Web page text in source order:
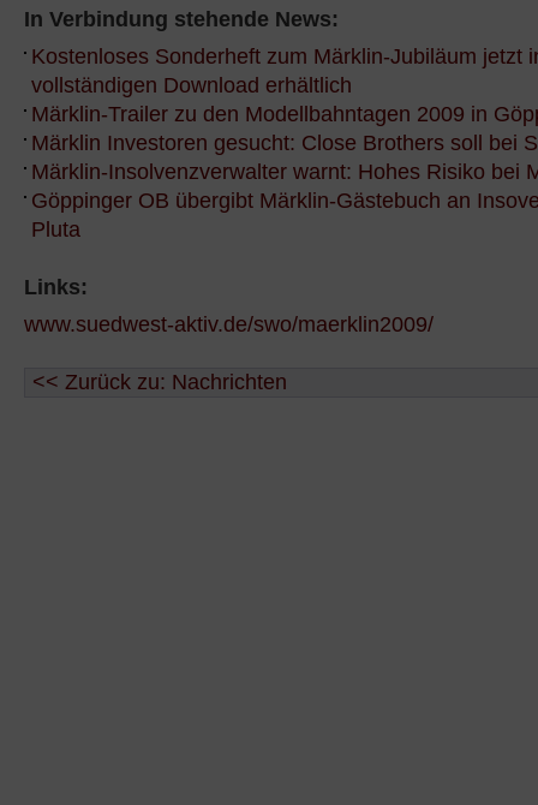
In Verbindung stehende News:
Kostenloses Sonderheft zum Märklin-Jubiläum jetzt
vollständigen Download erhältlich
Märklin-Trailer zu den Modellbahntagen 2009 in
Märklin Investoren gesucht: Close Brothers soll bei
Märklin-Insolvenzverwalter warnt: Hohes Risiko bei
Göppinger OB übergibt Märklin-Gästebuch an
Pluta
Links:
www.suedwest-aktiv.de/swo/maerklin2009/
<< Zurück zu: Nachrichten